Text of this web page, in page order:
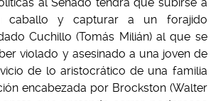
al Senado tendrá que subirse a
caballo y capturar a un forajido
Cuchillo (Tomás Milián) al que se
violado y asesinado a una joven de
de lo aristocrático de una familia
encabezada por Brockston (Walter